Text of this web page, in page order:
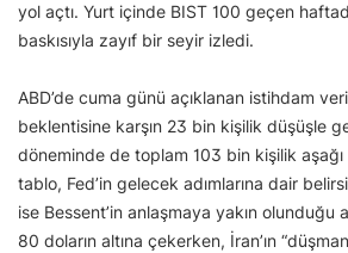
yol açtı. Yurt içinde BIST 100 geçen
baskısıyla zayıf bir seyir izledi.
ABD’de cuma günü açıklanan istihdam
beklentisine karşın 23 bin kişilik düşüşle
döneminde de toplam 103 bin kişilik aşağı
tablo, Fed’in gelecek adımlarına dair
ise Bessent’in anlaşmaya yakın olunduğu
80 doların altına çekerken, İran’ın